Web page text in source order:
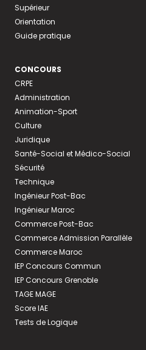
Supérieur
Orientation
Guide pratique
CONCOURS
CRPE
Administration
Animation-Sport
Culture
Juridique
Santé-Social et Médico-Social
Sécurité
Technique
Ingénieur Post-Bac
Ingénieur Maroc
Commerce Post-Bac
Commerce Admission Parallèle
Commerce Maroc
IEP Concours Commun
IEP Concours Grenoble
TAGE MAGE
Score IAE
Tests de Logique